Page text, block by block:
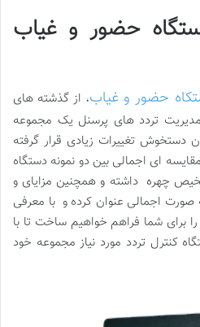
حضور و غیاب
حضور و غیاب، از گذشته های
تردد های پرسنل یک مجموعه
دستخوش تغییرات زیادی قرار گرفته
ای اجمالی بین دو نمونه دستگاه
چهره داشته و همچنین مزایای و
صورت اجمالی عنوان کرده و با معرفی
برای شما فراهم خواهیم ساخت تا با
کنترل تردد مورد نیاز مجموعه خود